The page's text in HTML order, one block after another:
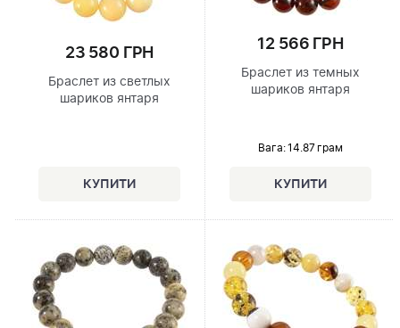
23 580 ГРН
Браслет из светлых
шариков янтаря
12 566 ГРН
Браслет из темных
шариков янтаря
Вага: 14.87 грам